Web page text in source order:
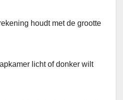
houdt met de grootte
licht of donker wilt